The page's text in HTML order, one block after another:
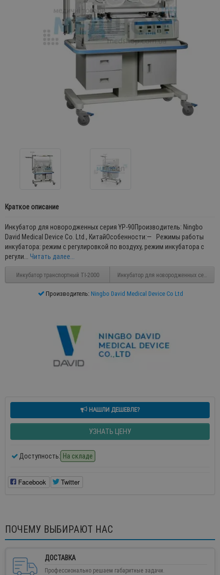
Краткое описание
Инкубатор для новородженных серия YP-90Производитель: Ningbo
David Medical Device Co. Ltd., КитайОсобенности:— Режимы работы
инкубатора: режим с регулировкой по воздуху, режим инкубатора с
регули... Читать далее...
Инкубатор транспортный TI-2000 Инкубатор для новородженных серия
Производитель: Ningbo David Medical Device Co Ltd
НАШЛИ ДЕШЕВЛЕ?
УЗНАТЬ ЦЕНУ
Доступность: На складе
Facebook Twitter
ПОЧЕМУ ВЫБИРАЮТ НАС
ДОСТАВКА
Профессионально решаем габаритные задачи.